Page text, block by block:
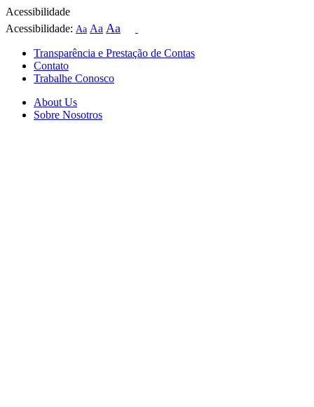
Acessibilidade
Acessibilidade: Aa Aa Aa
Transparência e Prestação de Contas
Contato
Trabalhe Conosco
About Us
Sobre Nosotros